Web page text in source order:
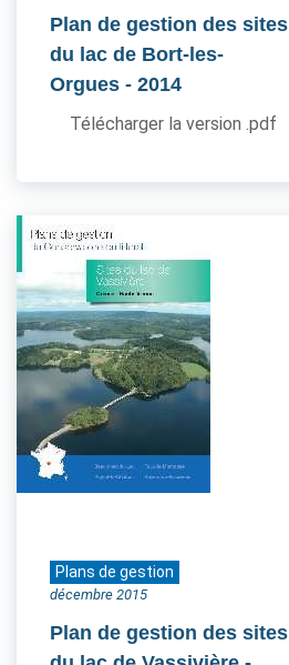
Plan de gestion des sites
du lac de Bort-les-
Orgues - 2014
Télécharger la version .pdf
Plans de gestion
décembre 2015
Plan de gestion des sites